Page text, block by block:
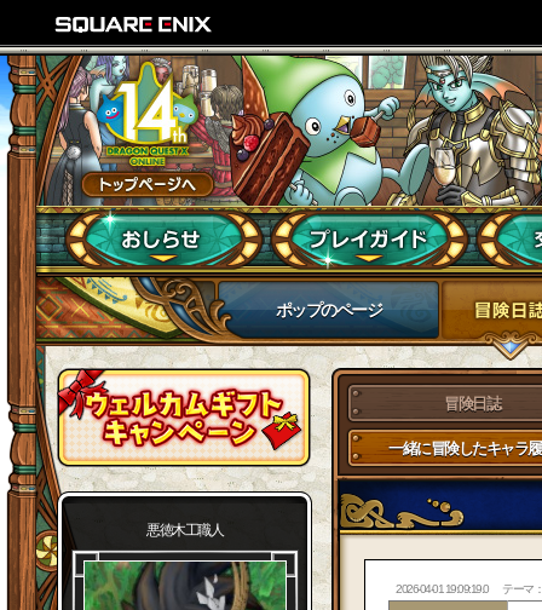
ポップのページ
悪徳木工職人
冒険日誌
一緒に冒険したキャラ
2026-04-01 19:09:19.0 テーマ